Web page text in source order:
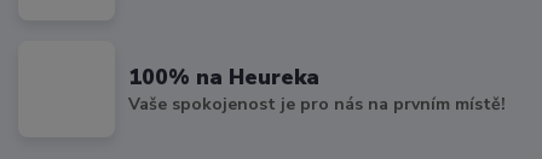
100% na Heureka
Vaše spokojenost je pro nás na prvním místě!